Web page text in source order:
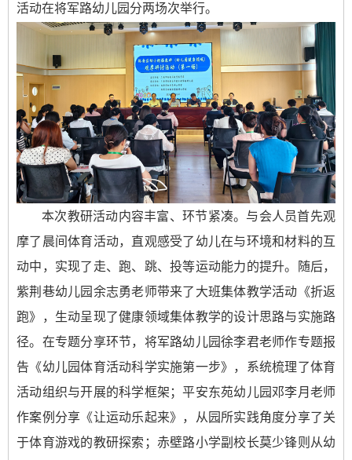
活动在将军路幼儿园分两场次举行。
本次教研活动内容丰富、环节紧凑。与会人员首先观
摩了晨间体育活动，直观感受了幼儿在与环境和材料的互
动中，实现了走、跑、跳、投等运动能力的提升。随后，
紫荆巷幼儿园余志勇老师带来了大班集体教学活动《折返
跑》，生动呈现了健康领域集体教学的设计思路与实施路
径。在专题分享环节，将军路幼儿园徐李君老师作专题报
告《幼儿园体育活动科学实施第一步》，系统梳理了体育
活动组织与开展的科学框架；平安东苑幼儿园邓李月老师
作案例分享《让运动乐起来》，从园所实践角度分享了关
于体育游戏的教研探索；赤壁路小学副校长莫少锋则从幼